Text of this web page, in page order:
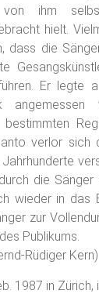
ihm selbst
hielt.
dass die
Er legte
angemessen
bestimmten
verlor sich
die
wieder in das
zur
Publikums.
Rüdiger Kern)
1987 in